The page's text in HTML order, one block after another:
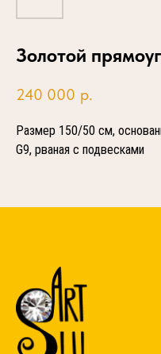
Золотой
240 000 р.
Размер 150/50 см,
G9, рваная с подвесками